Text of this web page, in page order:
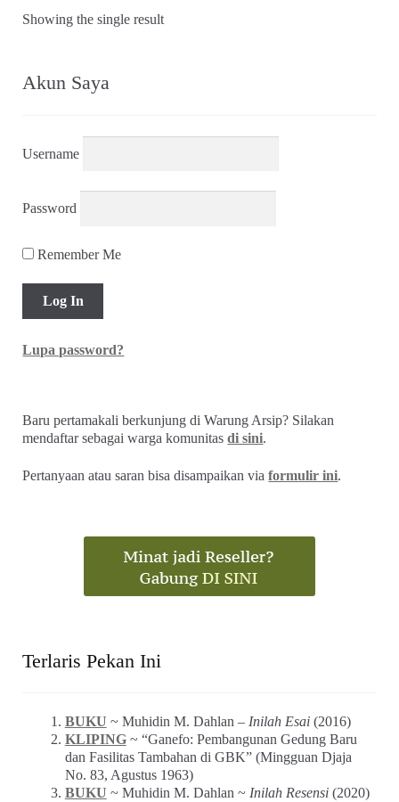
Showing the single result
Akun Saya
Username
Password
Remember Me
Lupa password?
Baru pertamakali berkunjung di Warung Arsip? Silakan
mendaftar sebagai warga komunitasdi sini.
Pertanyaan atau saran bisa disampaikan viaformulir ini.
Terlaris Pekan Ini
BUKU ~ Muhidin M. Dahlan – Inilah Esai(2016)
KLIPING~ “Ganefo: Pembangunan Gedung Baru
dan Fasilitas Tambahan di GBK” (Mingguan Djaja
No. 83, Agustus 1963)
BUKU ~ Muhidin M. Dahlan ~ Inilah Resensi(2020)